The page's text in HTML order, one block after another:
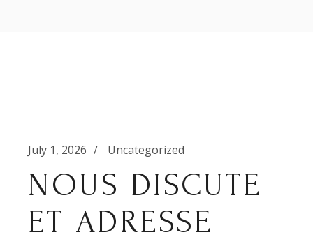
July 1, 2026 Uncategorized
NOUS DISCUTE
ET ADRESSE